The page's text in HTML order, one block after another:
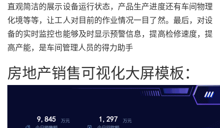
直观简洁的展示设备运行状态，产品生产进度还有车间物理
化境等等，让工人对目前的作业情况一目了然。最后，对设
备的实时监控也能够及时显示预警信息，提高检修速度，提
高产能，是车间管理人员的得力助手
房地产销售可视化大屏模板：